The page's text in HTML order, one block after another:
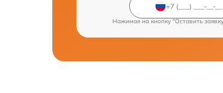
Нажимая на кнопку "Оставить